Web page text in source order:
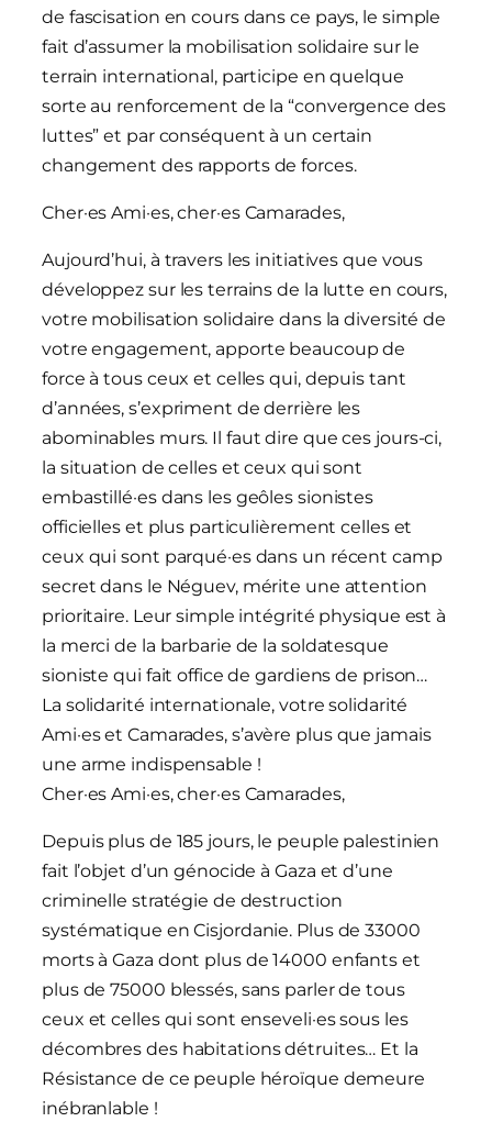
de fascisation en cours dans ce pays, le simple
fait d’assumer la mobilisation solidaire sur le
terrain international, participe en quelque
sorte au renforcement de la “convergence des
luttes” et par conséquent à un certain
changement des rapports de forces.
Cher·es Ami·es, cher·es Camarades,
Aujourd’hui, à travers les initiatives que vous
développez sur les terrains de la lutte en cours,
votre mobilisation solidaire dans la diversité de
votre engagement, apporte beaucoup de
force à tous ceux et celles qui, depuis tant
d’années, s’expriment de derrière les
abominables murs. Il faut dire que ces jours-ci,
la situation de celles et ceux qui sont
embastillé·es dans les geôles sionistes
officielles et plus particulièrement celles et
ceux qui sont parqué·es dans un récent camp
secret dans le Néguev, mérite une attention
prioritaire. Leur simple intégrité physique est à
la merci de la barbarie de la soldatesque
sioniste qui fait office de gardiens de prison…
La solidarité internationale, votre solidarité
Ami·es et Camarades, s’avère plus que jamais
une arme indispensable !
Cher·es Ami·es, cher·es Camarades,
Depuis plus de 185 jours, le peuple palestinien
fait l’objet d’un génocide à Gaza et d’une
criminelle stratégie de destruction
systématique en Cisjordanie. Plus de 33000
morts à Gaza dont plus de 14000 enfants et
plus de 75000 blessés, sans parler de tous
ceux et celles qui sont enseveli·es sous les
décombres des habitations détruites… Et la
Résistance de ce peuple héroïque demeure
inébranlable !